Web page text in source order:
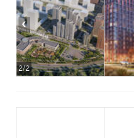
2/2
‹